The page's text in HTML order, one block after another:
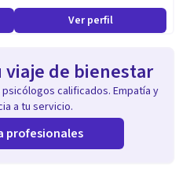
Ver perfil
viaje de bienestar
calificados. Empatía y
a tu servicio.
profesionales